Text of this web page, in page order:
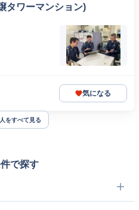
タワーマンション)
気になる
をすべて見る
で探す